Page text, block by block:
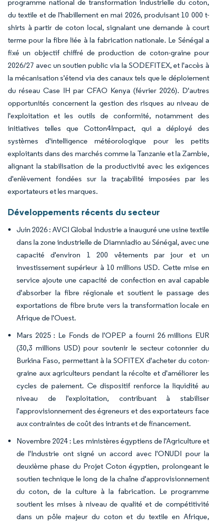
programme national de transformation industrielle du coton,
du textile et de l'habillement en mai 2026, produisant 10 000 t-
shirts à partir de coton local, signalant une demande à court
terme pour la fibre liée à la fabrication nationale. Le Sénégal a
fixé un objectif chiffré de production de coton-graine pour
2026/27 avec un soutien public via la SODEFITEX, et l'accès à
la mécanisation s'étend via des canaux tels que le déploiement
du réseau Case IH par CFAO Kenya (février 2026). D'autres
opportunités concernent la gestion des risques au niveau de
l'exploitation et les outils de conformité, notamment des
initiatives telles que Cotton4Impact, qui a déployé des
systèmes d'intelligence météorologique pour les petits
exploitants dans des marchés comme la Tanzanie et la Zambie,
alignant la stabilisation de la productivité avec les exigences
d'enlèvement fondées sur la traçabilité imposées par les
exportateurs et les marques.
Développements récents du secteur
Juin 2026 : AVCI Global Industrie a inauguré une usine textile
dans la zone industrielle de Diamniadio au Sénégal, avec une
capacité d'environ 1 200 vêtements par jour et un
investissement supérieur à 10 millions USD. Cette mise en
service ajoute une capacité de confection en aval capable
d'absorber la fibre régionale et soutient le passage des
exportations de fibre brute vers la transformation locale en
Afrique de l'Ouest.
Mars 2025 : Le Fonds de l'OPEP a fourni 26 millions EUR
(30,3 millions USD) pour soutenir le secteur cotonnier du
Burkina Faso, permettant à la SOFITEX d'acheter du coton-
graine aux agriculteurs pendant la récolte et d'améliorer les
cycles de paiement. Ce dispositif renforce la liquidité au
niveau de l'exploitation, contribuant à stabiliser
l'approvisionnement des égreneurs et des exportateurs face
aux contraintes de coût des intrants et de financement.
Novembre 2024 : Les ministères égyptiens de l'Agriculture et
de l'Industrie ont signé un accord avec l'ONUDI pour la
deuxième phase du Projet Coton égyptien, prolongeant le
soutien technique le long de la chaîne d'approvisionnement
du coton, de la culture à la fabrication. Le programme
soutient les mises à niveau de qualité et de compétitivité
dans un pôle majeur du coton et du textile en Afrique,